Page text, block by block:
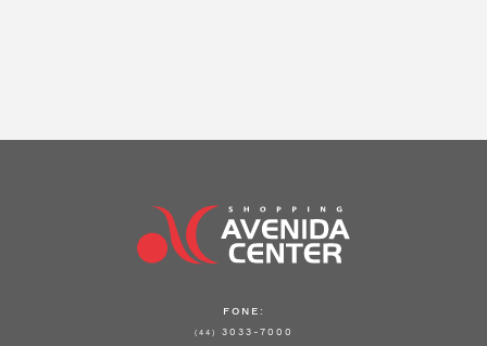
FONE:
(44) 3033-7000